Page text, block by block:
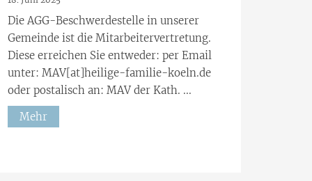
Die AGG-Beschwerdestelle in unserer
Gemeinde ist die Mitarbeitervertretung.
Diese erreichen Sie entweder: per Email
unter: MAV[at]heilige-familie-koeln.de
oder postalisch an: MAV der Kath. ...
Mehr